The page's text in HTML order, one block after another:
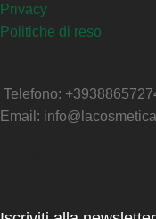
Privacy
Politiche di reso
Telefono:
Email: